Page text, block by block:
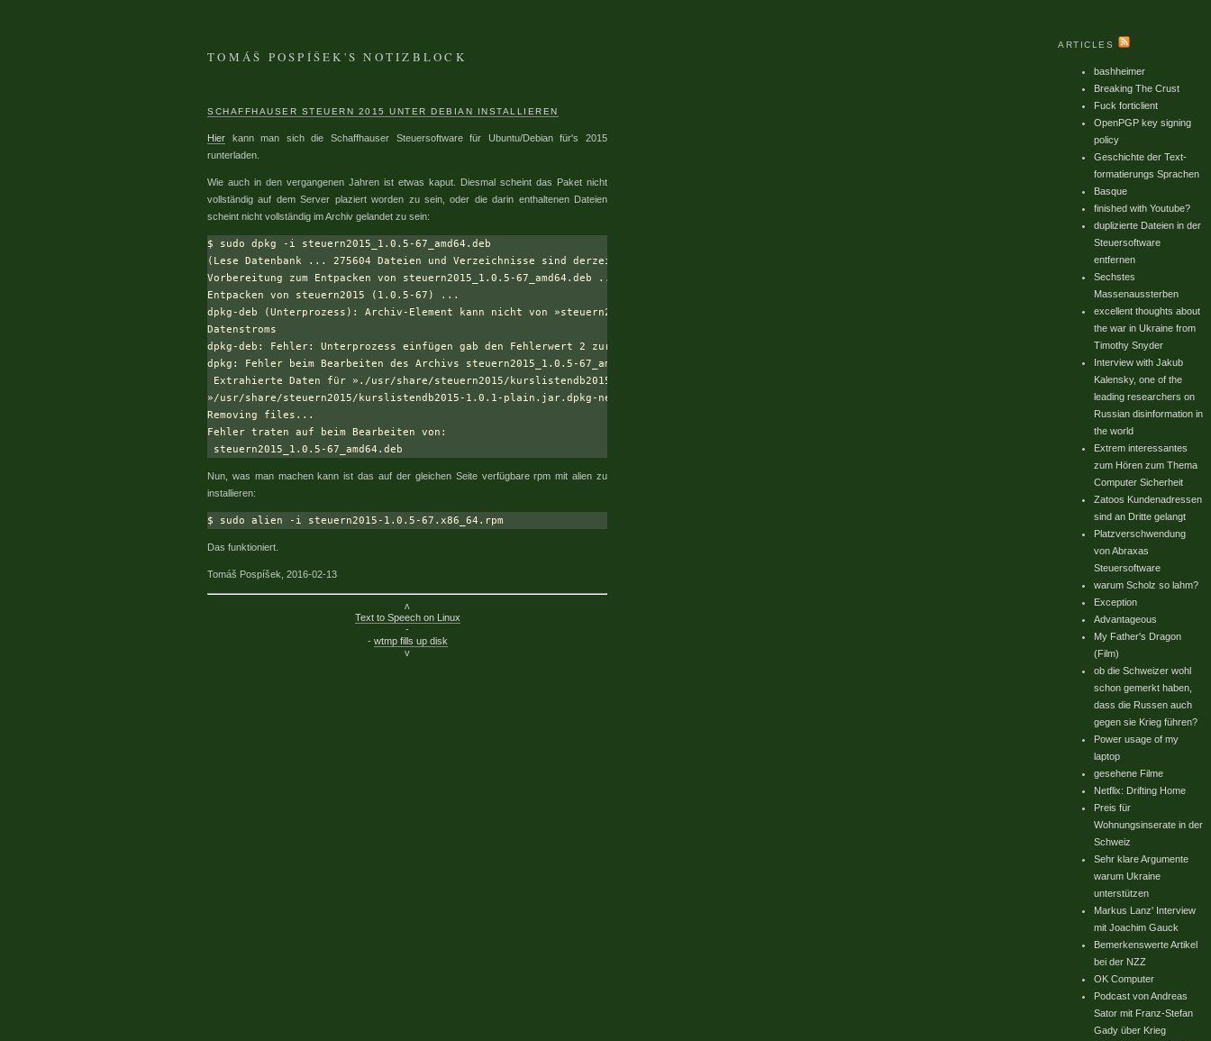
TOMÁŠ POSPÍŠEK'S NOTIZBLOCK
SCHAFFHAUSER STEUERN 2015 UNTER DEBIAN INSTALLIEREN
Hier kann man sich die Schaffhauser Steuersoftware für Ubuntu/Debian für's 2015
runterladen.
Wie auch in den vergangenen Jahren ist etwas kaput. Diesmal scheint das Paket nicht
vollständig auf dem Server plaziert worden zu sein, oder die darin enthaltenen Dateien
scheint nicht vollständig im Archiv gelandet zu sein:
$ sudo dpkg -i steuern2015_1.0.5-67_amd64.deb
(Lese Datenbank ... 275604 Dateien und Verzeichnisse sind derzeit installiert.)
Vorbereitung zum Entpacken von steuern2015_1.0.5-67_amd64.deb ...
Entpacken von steuern2015 (1.0.5-67) ...
dpkg-deb (Unterprozess): Archiv-Element kann nicht von »steuern2015_1.0.5-67_amd64.deb« in Dekompressor-Pipe kopiert werden: Unerwartetes Ende der Datei oder
Datenstroms
dpkg-deb: Fehler: Unterprozess einfügen gab den Fehlerwert 2 zurück
dpkg: Fehler beim Bearbeiten des Archivs steuern2015_1.0.5-67_amd64.deb (--install):
Extrahierte Daten für »./usr/share/steuern2015/kurslistendb2015-1.0.1-plain.jar« können nicht nach
»/usr/share/steuern2015/kurslistendb2015-1.0.1-plain.jar.dpkg-new« kopiert werden: Unerwartetes Ende der Datei oder des Datenstroms
Removing files...
Fehler traten auf beim Bearbeiten von:
Nun, was man machen kann ist das auf der gleichen Seite verfügbare rpm mit alien zu
installieren:
Das funktioniert.
Tomáš Pospíšek, 2016-02-13
ʌ
Text to Speech on Linux
-
- wtmp fills up disk
v
ARTICLES
bashheimer
Breaking The Crust
Fuck forticlient
OpenPGP key signing
policy
Geschichte der Text-
formatierungs Sprachen
Basque
finished with Youtube?
duplizierte Dateien in der
Steuersoftware
entfernen
Sechstes
Massenaussterben
excellent thoughts about
the war in Ukraine from
Timothy Snyder
Interview with Jakub
Kalensky, one of the
leading researchers on
Russian disinformation in
the world
Extrem interessantes
zum Hören zum Thema
Computer Sicherheit
Zatoos Kundenadressen
sind an Dritte gelangt
Platzverschwendung
von Abraxas
Steuersoftware
warum Scholz so lahm?
Exception
Advantageous
My Father's Dragon
(Film)
ob die Schweizer wohl
schon gemerkt haben,
dass die Russen auch
gegen sie Krieg führen?
Power usage of my
laptop
gesehene Filme
Netflix: Drifting Home
Preis für
Wohnungsinserate in der
Schweiz
Sehr klare Argumente
warum Ukraine
unterstützen
Markus Lanz' Interview
mit Joachim Gauck
Bemerkenswerte Artikel
bei der NZZ
OK Computer
Podcast von Andreas
Sator mit Franz-Stefan
Gady über Krieg